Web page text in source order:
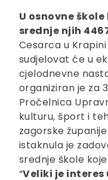
U osnovne
srednje njih
Cesarca u
sudjelovat će u
cjelodnevne
organiziran je za
Pročelnica
kulturu, šport i
zagorske županije
istaknula je
srednje škole
“Veliki je